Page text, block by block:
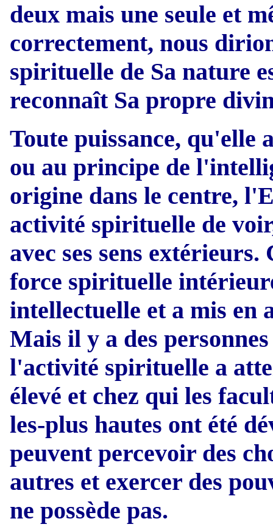
deux mais une seule et
correctement, nous
spirituelle de Sa nature
reconnaît Sa propre
Toute puissance, qu'elle
ou au principe de
origine dans le centre,
activité spirituelle de
avec ses sens
force spirituelle
intellectuelle et a mis en
Mais il y a des
l'activité spirituelle a
élevé et chez qui les
les-plus hautes ont été
peuvent percevoir des
autres et exercer des
ne possède pas.